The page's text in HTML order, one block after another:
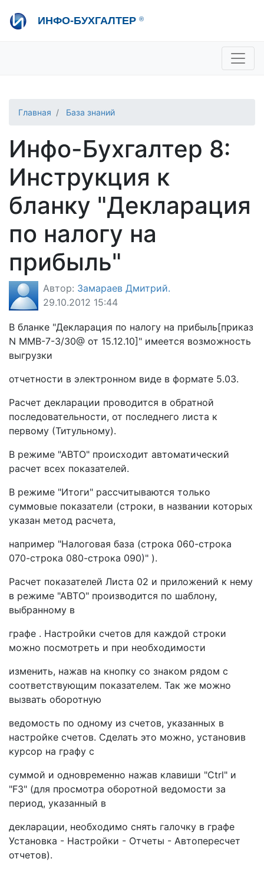
ИНФО-БУХГАЛТЕР ®
Отдел продаж
Консультации
Главная База знаний
Инфо-Бухгалтер 8:
Инструкция к
бланку "Декларация
по налогу на
прибыль"
Автор: Замараев Дмитрий.
29.10.2012 15:44
В бланке "Декларация по налогу на прибыль[приказ
N ММВ-7-3/30@ от 15.12.10]" имеется возможность
выгрузки
отчетности в электронном виде в формате 5.03.
Расчет декларации проводится в обратной
последовательности, от последнего листа к
первому (Титульному).
В режиме "АВТО" происходит автоматический
расчет всех показателей.
В режиме "Итоги" рассчитываются только
суммовые показатели (строки, в названии которых
указан метод расчета,
например "Налоговая база (строка 060-строка
070-строка 080-строка 090)" ).
Расчет показателей Листа 02 и приложений к нему
в режиме "АВТО" производится по шаблону,
выбранному в
графе . Настройки счетов для каждой строки
можно посмотреть и при необходимости
изменить, нажав на кнопку со знаком рядом с
соответствующим показателем. Так же можно
вызвать оборотную
ведомость по одному из счетов, указанных в
настройке счетов. Сделать это можно, установив
курсор на графу с
суммой и одновременно нажав клавиши "Ctrl" и
"F3" (для просмотра оборотной ведомости за
период, указанный в
декларации, необходимо снять галочку в графе
Установка - Настройки - Отчеты - Автопересчет
отчетов).